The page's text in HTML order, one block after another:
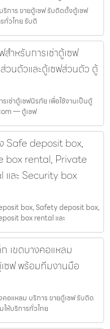
การ ขายตู้เซฟ รับติดตั้งตู้เซฟ
ทั่วไทย รับติ
ำหรับการเช่าตู้เซฟ
วนตัวและตู้เซฟส่วนตัว ตู้
เช่าตู้เซฟนิรภัย เพื่อใช้งานเป็นตู้
— ตู้เซฟ
Safe deposit box,
box rental, Private
ละ Security box
box, Safety deposit box,
box rental และ
เขตบางคอแหลม
ซฟ พร้อมทีมงานมือ
อแหลม บริการ ขายตู้เซฟ รับติด
ห้บริการทั่วไทย